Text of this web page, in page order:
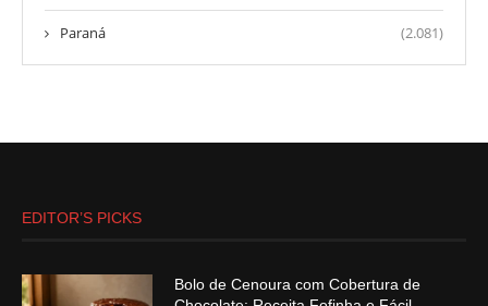
Paraná (2.081)
EDITOR’S PICKS
Bolo de Cenoura com Cobertura de